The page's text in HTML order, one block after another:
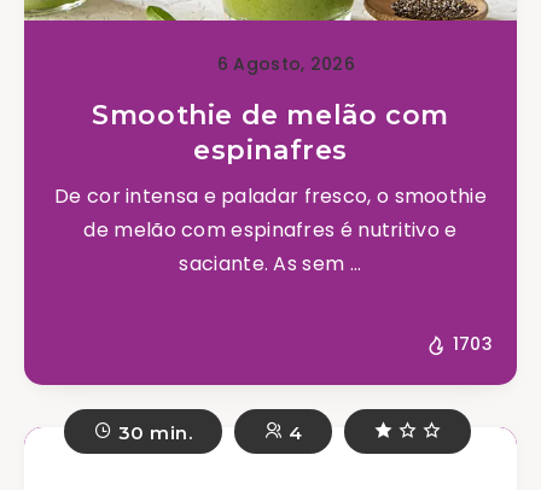
6 Agosto, 2026
Smoothie de melão com
espinafres
De cor intensa e paladar fresco, o smoothie
de melão com espinafres é nutritivo e
saciante. As sem ...
1703
30 min. 4